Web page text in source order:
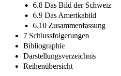
6.8 Das Bild der Schweiz
6.9 Das Amerikabild
6.10 Zusammenfassung
7 Schlussfolgerungen
Bibliographie
Darstellungsverzeichnis
Reihenübersicht